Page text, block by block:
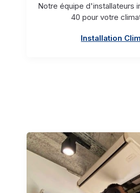
Notre équipe d'installateurs
40 pour votre
Installation